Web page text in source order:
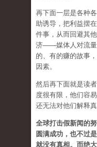
再下面一层是各种
助诱导，把利益摆
件事，从而回避其
济——媒体人对流量
的、有的赚的故事
因素。
然后再下面就是读
度很有限，他们容
还无法对他们解释真
全球打击假新闻的
圆满成功，也不过
就没有真相。而绝